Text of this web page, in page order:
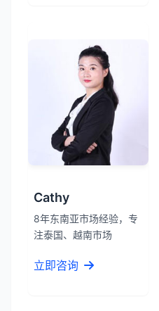
Cathy
8年东南亚市场经验，专
注泰国、越南市场
立即咨询